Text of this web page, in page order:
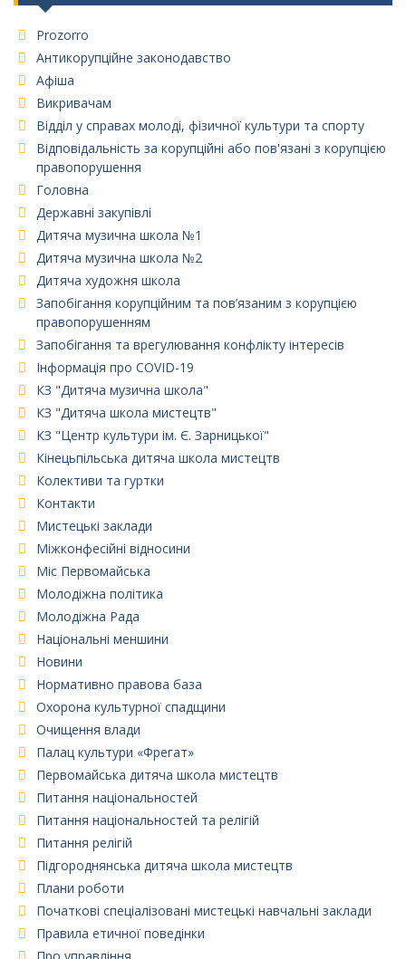
Prozorro
Антикорупційне законодавство
Афіша
Викривачам
Відділ у справах молоді, фізичної культури та спорту
Відповідальність за корупційні або пов'язані з корупцією
правопорушення
Головна
Державні закупівлі
Дитяча музична школа №1
Дитяча музична школа №2
Дитяча художня школа
Запобігання корупційним та пов’язаним з корупцією
правопорушенням
Запобігання та врегулювання конфлікту інтересів
Інформація про COVID-19
КЗ "Дитяча музична школа"
КЗ "Дитяча школа мистецтв"
КЗ "Центр культури ім. Є. Зарницької"
Кінецьпільська дитяча школа мистецтв
Колективи та гуртки
Контакти
Мистецькі заклади
Міжконфесійні відносини
Міс Первомайська
Молодіжна політика
Молодіжна Рада
Національні меншини
Новини
Нормативно правова база
Охорона культурної спадщини
Очищення влади
Палац культури «Фрегат»
Первомайська дитяча школа мистецтв
Питання національностей
Питання національностей та релігій
Питання релігій
Підгороднянська дитяча школа мистецтв
Плани роботи
Початкові спеціалізовані мистецькі навчальні заклади
Правила етичної поведінки
Про управління